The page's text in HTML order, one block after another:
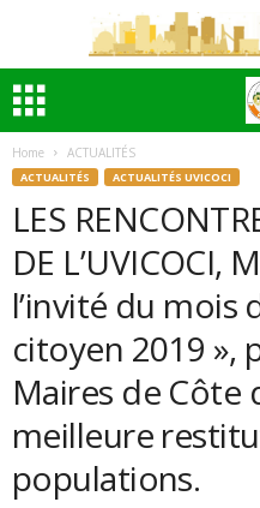
Home ACTUALITÉS
ACTUALITÉS ACTUALITÉS UVICOCI
LES
DE L’UVICOCI,
l’invité du mois
citoyen 2019 »,
Maires de Côte
meilleure
populations.